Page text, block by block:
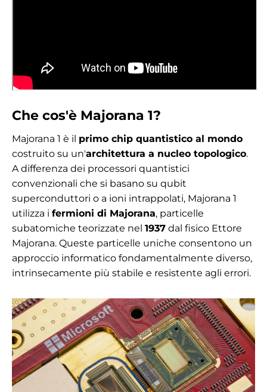
Che cos'è Majorana 1?
Majorana 1 è il primo chip quantistico al mondo
costruito su un'architettura a nucleo topologico.
A differenza dei processori quantistici
convenzionali che si basano su qubit
superconduttori o a ioni intrappolati, Majorana 1
utilizza i fermioni di Majorana, particelle
subatomiche teorizzate nel 1937 dal fisico Ettore
Majorana. Queste particelle uniche consentono un
approccio informatico fondamentalmente diverso,
intrinsecamente più stabile e resistente agli errori.